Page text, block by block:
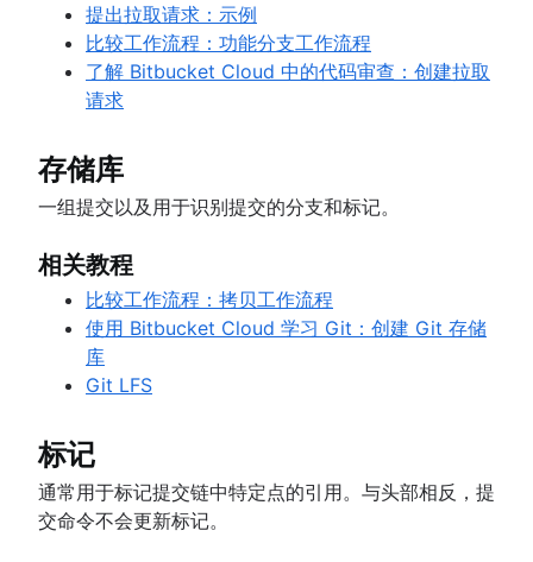
提出拉取请求：示例
比较工作流程：功能分支工作流程
了解 Bitbucket Cloud 中的代码审查：创建拉取
请求
存储库
一组提交以及用于识别提交的分支和标记。
相关教程
比较工作流程：拷贝工作流程
使用 Bitbucket Cloud 学习 Git：创建 Git 存储
库
Git LFS
标记
通常用于标记提交链中特定点的引用。与头部相反，提
交命令不会更新标记。